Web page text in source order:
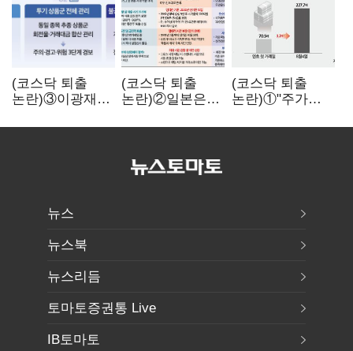
(코스닥 퇴출
논란)③이광재
자동차 없애지는
(코스닥 퇴출
논란)②일본은
기다려주는데
퇴출?…
시간만으론
(코스닥 퇴출
논란)①"주가
옥토 태운다"…
뉴스
뉴스북
뉴스리듬
토마토증권통 Live
IB토마토